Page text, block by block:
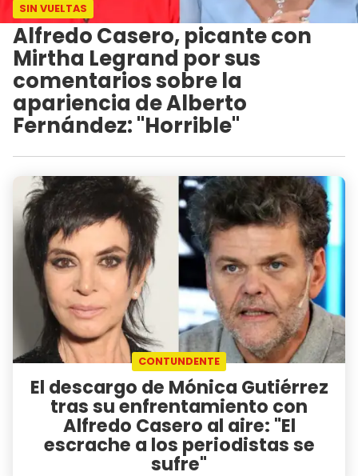
SIN VUELTAS
Alfredo Casero, picante con
Mirtha Legrand por sus
comentarios sobre la
apariencia de Alberto
Fernández: "Horrible"
CONTUNDENTE
El descargo de Mónica Gutiérrez
tras su enfrentamiento con
Alfredo Casero al aire: "El
escrache a los periodistas se
sufre"